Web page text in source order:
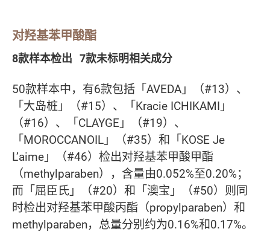
对羟基苯甲酸酯
8款样本检出 7款未标明相关成分
50款样本中，有6款包括「AVEDA」（#13）、
「大岛桩」（#15）、「Kracie ICHIKAMI」
（#16）、「CLAYGE」（#19）、
「MOROCCANOIL」（#35）和「KOSE Je
L’aime」（#46）检出对羟基苯甲酸甲酯
（methylparaben），含量由0.052%至0.20%；
而「屈臣氏」（#20）和「澳宝」（#50）则同
时检出对羟基苯甲酸丙酯（propylparaben）和
methylparaben，总量分别约为0.16%和0.17%。